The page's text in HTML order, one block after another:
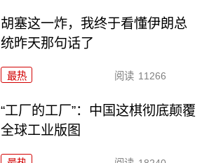
胡塞这一炸，我终于看懂伊朗总
统昨天那句话了
最热 阅读 11266
“工厂的工厂”：中国这棋彻底颠覆
全球工业版图